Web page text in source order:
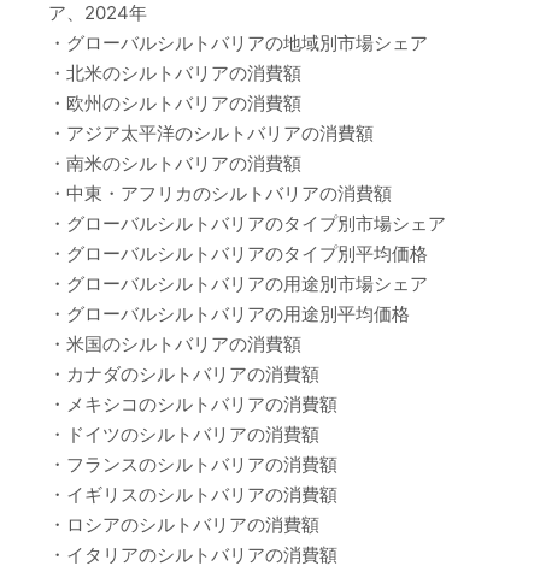
ア、2024年
・グローバルシルトバリアの地域別市場シェア
・北米のシルトバリアの消費額
・欧州のシルトバリアの消費額
・アジア太平洋のシルトバリアの消費額
・南米のシルトバリアの消費額
・中東・アフリカのシルトバリアの消費額
・グローバルシルトバリアのタイプ別市場シェア
・グローバルシルトバリアのタイプ別平均価格
・グローバルシルトバリアの用途別市場シェア
・グローバルシルトバリアの用途別平均価格
・米国のシルトバリアの消費額
・カナダのシルトバリアの消費額
・メキシコのシルトバリアの消費額
・ドイツのシルトバリアの消費額
・フランスのシルトバリアの消費額
・イギリスのシルトバリアの消費額
・ロシアのシルトバリアの消費額
・イタリアのシルトバリアの消費額